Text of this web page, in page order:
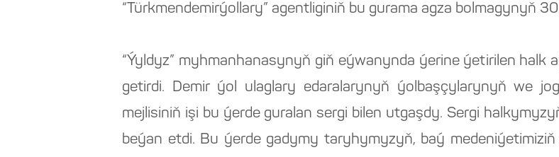
“Türkmendemirýollary” agentliginiň bu gurama agza bolmagynyň
“Ýyldyz” myhmanhanasynyň giň eýwanynda ýerine ýetirilen
getirdi. Demir ýol ulaglary edaralarynyň ýolbaşçylarynyň we
mejlisiniň işi bu ýerde guralan sergi bilen utgaşdy. Sergi
beýan etdi. Bu ýerde gadymy taryhymyzyň, baý